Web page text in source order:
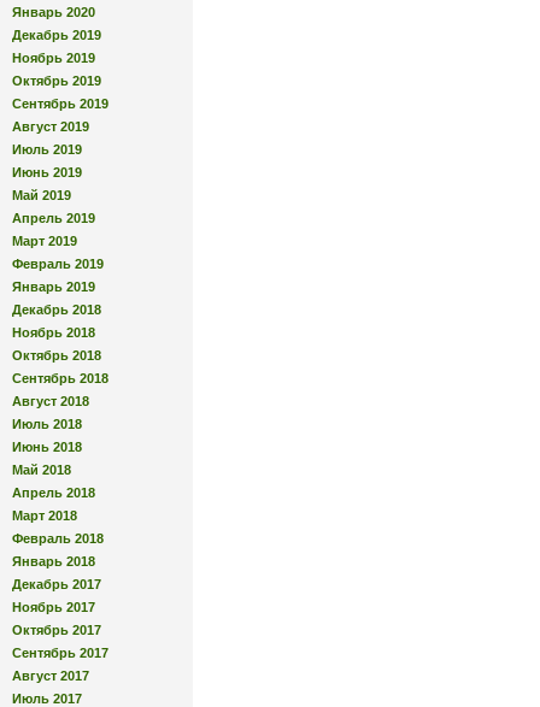
Январь 2020
Декабрь 2019
Ноябрь 2019
Октябрь 2019
Сентябрь 2019
Август 2019
Июль 2019
Июнь 2019
Май 2019
Апрель 2019
Март 2019
Февраль 2019
Январь 2019
Декабрь 2018
Ноябрь 2018
Октябрь 2018
Сентябрь 2018
Август 2018
Июль 2018
Июнь 2018
Май 2018
Апрель 2018
Март 2018
Февраль 2018
Январь 2018
Декабрь 2017
Ноябрь 2017
Октябрь 2017
Сентябрь 2017
Август 2017
Июль 2017